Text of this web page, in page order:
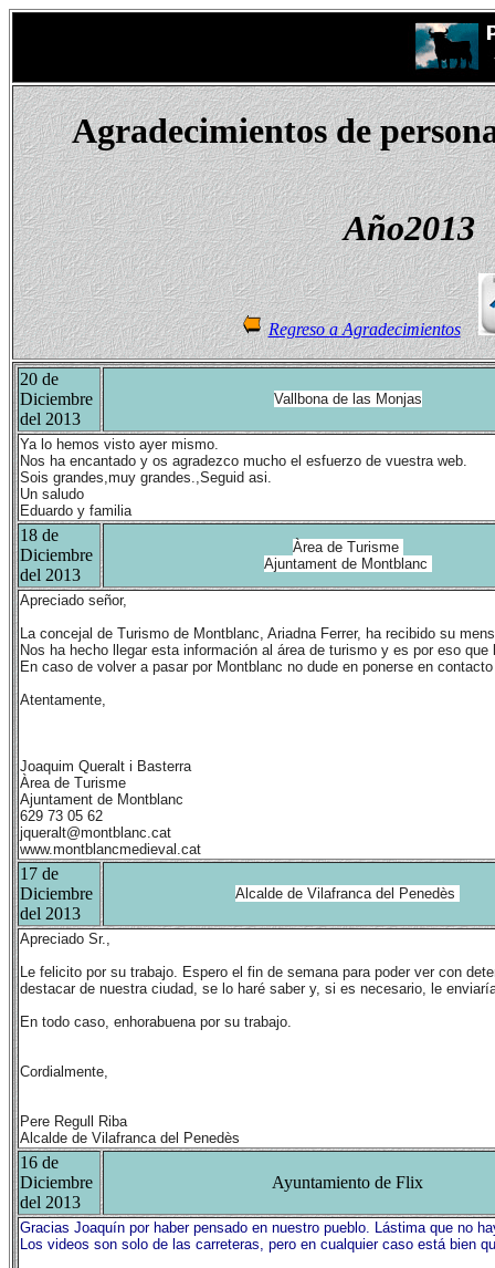
Agradecimientos de
Año2013
Regreso a Agradecimientos
20 de
Diciembre
del 2013
Vallbona de las Monjas
Ya lo hemos visto ayer mismo.
Nos ha encantado y os agradezco mucho el esfuerzo de vuestra web.
Sois grandes,muy grandes.,Seguid asi.
Un saludo
Eduardo y familia
18 de
Diciembre
del 2013
Àrea de Turisme
Ajuntament de Montblanc
Apreciado señor,
La concejal de Turismo de Montblanc, Ariadna Ferrer, ha recibido su
Nos ha hecho llegar esta información al área de turismo y es por eso
En caso de volver a pasar por Montblanc no dude en ponerse en
Atentamente,
Joaquim Queralt i Basterra
Àrea de Turisme
Ajuntament de Montblanc
629 73 05 62
jqueralt@montblanc.cat
www.montblancmedieval.cat
17 de
Diciembre
del 2013
Alcalde de Vilafranca del Penedès
Apreciado Sr.,
Le felicito por su trabajo. Espero el fin de semana para poder ver con
destacar de nuestra ciudad, se lo haré saber y, si es necesario, le
En todo caso, enhorabuena por su trabajo.
Cordialmente,
Pere Regull Riba
Alcalde de Vilafranca del Penedès
16 de
Diciembre
del 2013
Ayuntamiento de Flix
Gracias Joaquín por haber pensado en nuestro pueblo. Lástima que no
Los videos son solo de las carreteras, pero en cualquier caso está bien